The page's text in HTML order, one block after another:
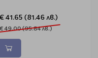
€ 41.65 (81.46 лв.)
€ 49.00 (95.84 лв.)